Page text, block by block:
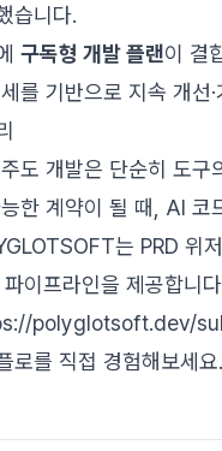
습니다.
구독형 개발 플랜이 결
를 기반으로 지속 개선
도 개발은 단순히 도구
한 계약이 될 때, AI 코
는 PRD 위
파이프라인을 제공합
polyglotsoft.dev/
로를 직접 경험해보세요.